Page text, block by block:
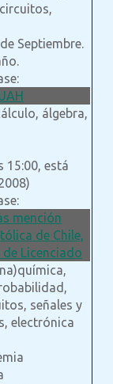
Septiembre.
álgebra,
15:00, está
mención
de Chile,
Licenciado
señales y
electrónica